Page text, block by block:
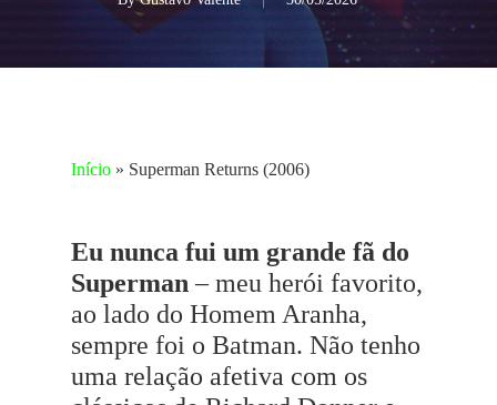
Início » Superman Returns (2006)
Eu nunca fui um grande fã do
Superman – meu herói favorito,
ao lado do Homem Aranha,
sempre foi o Batman. Não tenho
uma relação afetiva com os